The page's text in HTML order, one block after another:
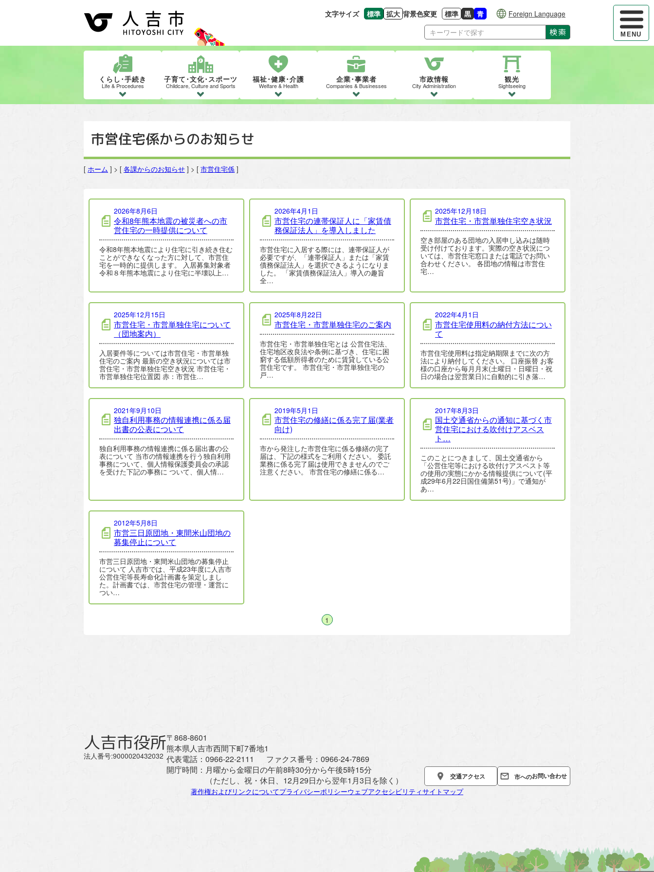
ハンバー
MENU
文字サイズ 標準
文字の大きさをもとの大きさに戻す
拡大
文字を大きくする
背景色変更 標準
背景色の変更：白
黒
背景色の変更：黒
青
背景色の変更：青
Foreign Language
検索
くらし･手続き
Life & Procedures
子育て･文化･スポーツ
Childcare, Culture and Sports
福祉･健康･介護
Welfare & Health
企業･事業者
Companies & Businesses
市政情報
City Administration
観光
Sightseeing
市営住宅係からのお知らせ
[ ホーム ] > [ 各課からのお知らせ ] > [ 市営住宅係 ]
市営住宅係の記事一覧
2026年8月6日
令和8年熊本地震の被災者への市
営住宅の一時提供について
令和8年熊本地震により住宅に引き続き住む
ことができなくなった方に対して、市営住
宅を一時的に提供します。 入居募集対象者
令和８年熊本地震により住宅に半壊以上…
2026年4月1日
市営住宅の連帯保証人に「家賃債
務保証法人」を導入しました
市営住宅に入居する際には、連帯保証人が
必要ですが、「連帯保証人」または「家賃
債務保証法人」を選択できるようになりま
した。 「家賃債務保証法人」導入の趣旨
全…
2025年12月18日
市営住宅・市営単独住宅空き状況
空き部屋のある団地の入居申し込みは随時
受け付けております。実際の空き状況につ
いては、市営住宅窓口または電話でお問い
合わせください。 各団地の情報は市営住
宅…
2025年12月15日
市営住宅・市営単独住宅について
（団地案内）
入居要件等については市営住宅・市営単独
住宅のご案内 最新の空き状況については市
営住宅・市営単独住宅空き状況 市営住宅・
市営単独住宅位置図 赤：市営住…
2025年8月22日
市営住宅・市営単独住宅のご案内
市営住宅・市営単独住宅とは 公営住宅法、
住宅地区改良法や条例に基づき、住宅に困
窮する低額所得者のために賃貸している公
営住宅です。 市営住宅・市営単独住宅の
戸…
2022年4月1日
市営住宅使用料の納付方法につい
て
市営住宅使用料は指定納期限までに次の方
法により納付してください。 口座振替 お客
様の口座から毎月月末(土曜日・日曜日・祝
日の場合は翌営業日)に自動的に引き落…
2021年9月10日
独自利用事務の情報連携に係る届
出書の公表について
独自利用事務の情報連携に係る届出書の公
表について 当市の情報連携を行う独自利用
事務について、個人情報保護委員会の承認
を受けた下記の事務に ついて、個人情…
2019年5月1日
市営住宅の修繕に係る完了届(業者
向け)
市から発注した市営住宅に係る修繕の完了
届は、下記の様式をご利用ください。 委託
業務に係る完了届は使用できませんのでご
注意ください。 市営住宅の修繕に係る…
2017年8月3日
国土交通省からの通知に基づく市
営住宅における吹付けアスベス
ト…
このことにつきまして、国土交通省から
「公営住宅等における吹付けアスベスト等
の使用の実態にかかる情報提供について(平
成29年6月22日国住備第51号)」で通知が
あ…
2012年5月8日
市営三日原団地・東間米山団地の
募集停止について
市営三日原団地・東間米山団地の募集停止
について 人吉市では、平成23年度に人吉市
公営住宅等長寿命化計画書を策定しまし
た。計画書では、市営住宅の管理・運営に
つい…
1
人吉市役所
法人番号:9000020432032
〒868-8601
熊本県人吉市西間下町7番地1
代表電話： 0966-22-2111 ファクス番号： 0966-24-7869
開庁時間： 月曜から金曜日の午前8時30分から午後5時15分
（ただし、祝・休日、12月29日から翌年1月3日を除く）
交通アクセス 市へのお問い合わせ
著作権およびリンクについてプライバシーポリシーウェブアクセシビリティサイトマップ